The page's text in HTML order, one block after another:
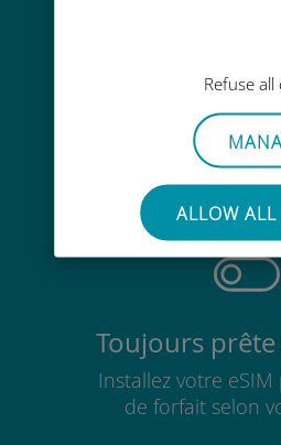
Refuse all
ALLOW ALL
Sans
Pas besoin de
SIM
Toujours
Installez votre eSIM
de forfait selon